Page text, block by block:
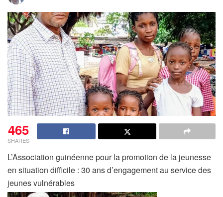
465
SHARES
L’Association guinéenne pour la promotion de la jeunesse
en situation difficile : 30 ans d’engagement au service des
jeunes vulnérables